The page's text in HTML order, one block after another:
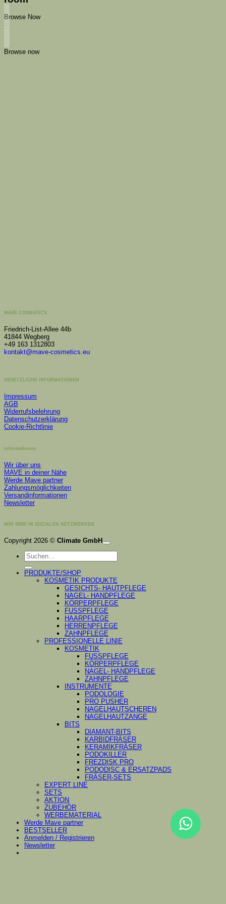
Browse Now
Browse now
MAVE COSMATICS
Friedrich-List-Allee 44b
41844 Wegberg
+49 163 1312803
kontakt@mave-cosmetics.eu
GESETZLICHE INFORMATIONEN
Impressum
AGB
Widerrufsbelehrung
Datenschutzerklärung
Cookie-Richtlinie
Informationen
Wir über uns
MAVE in deiner Nähe
Werde Mave partner
Zahlungsmöglichkeiten
Versandinformationen
Newsletter
WIR SIND IN SOZIALEN NETZWERKEN
Copyright 2026 © Climate GmbH
Suchen
nach:
PRODUKTE/SHOP
KOSMETIK PRODUKTE
GESICHTS- HAUTPFLEGE
NAGEL- HANDPFLEGE
KÖRPERPFLEGE
FUSSPFLEGE
HAARPFLEGE
HERRENPFLEGE
ZAHNPFLEGE
PROFESSIONELLE LINIE
KOSMETIK
FUSSPFLEGE
KÖRPERPFLEGE
NAGEL- HANDPFLEGE
ZAHNPFLEGE
INSTRUMENTE
PODOLOGIE
PRO PUSHER
NAGELHAUTSCHEREN
NAGELHAUTZANGE
BITS
DIAMANT-BITS
KARBIDFRÄSER
KERAMIKFRÄSER
PODOKILLER
FREZDISK PRO
PODODISC & ERSATZPADS
FRÄSER-SETS
EXPERT LINE
SETS
AKTION
ZUBEHÖR
WERBEMATERIAL
Werde Mave partner
BESTSELLER
Anmelden / Registrieren
Newsletter